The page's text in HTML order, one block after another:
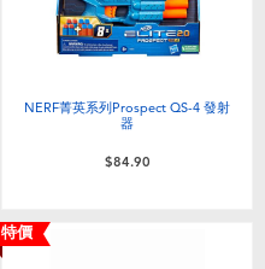
NERF菁英系列Prospect QS-4 發射
器
$84.90
特價